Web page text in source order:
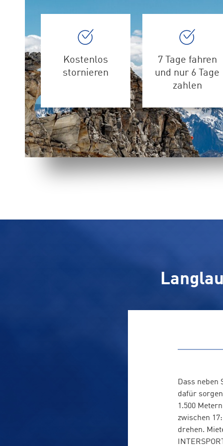
Kostenlos
stornieren
7 Tage fahren
und nur 6 Tage
zahlen
Dass neben
dafür
1.500
zwischen
drehen.